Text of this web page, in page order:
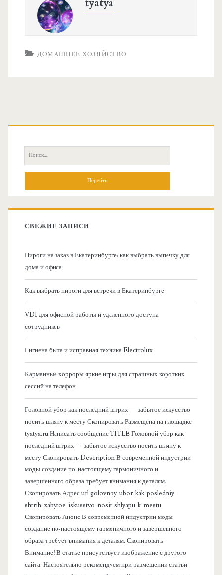
tyatya
ДОМАШНЕЕ ХОЗЯЙСТВО
О
П
о
:
СВЕЖИЕ ЗАПИСИ
Пироги на заказ в Екатеринбурге: как выбрать выпечку для
дома и офиса
Как выбрать пироги для встречи в Екатеринбурге
VDI для офисной работы и удаленного доступа
сотрудников
Гигиена быта и исправная техника Electrolux
Карманные хорроры яркие игры для страшных коротких
сессий на телефон
Головной убор как последний штрих — забытое искусство
носить шляпу к месту Скопировать Размещена на площадке
tyatya.ru Написать сообщение TITLE Головной убор как
последний штрих — забытое искусство носить шляпу к
месту Скопировать Description В современной индустрии
моды создание по-настоящему гармоничного и
завершенного образа требует внимания к деталям.
Скопировать Адрес url golovnoy-ubor-kak-posledniy-
shtrih-zabytoe-iskusstvo-nosit-shlyapu-k-mestu
Скопировать Анонс В современной индустрии моды
создание по-настоящему гармоничного и завершенного
образа требует внимания к деталям. Скопировать
Внимание! В статье присутствует изображение с другого
сайта. Настоятельно рекомендуем при размещении статьи